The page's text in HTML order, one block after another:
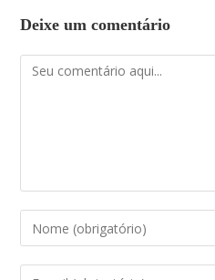
Deixe um comentário